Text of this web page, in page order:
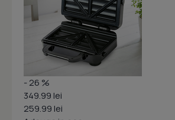
- 26 %
349.99 lei
259.99 lei